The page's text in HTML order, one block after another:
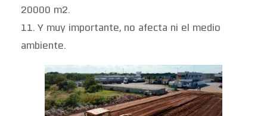
20000 m2.
Y muy importante, no afecta ni el medio
ambiente.